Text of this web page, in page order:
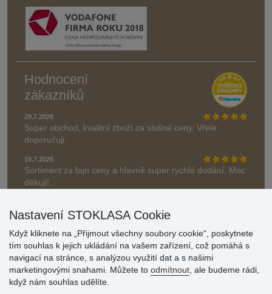
Hodnocení
zákazníků
29.7.2026
Super obchod, kvalitní zboží za slušné ceny. Vřele
doporučuji.
19.7.2026
Sortiment za fajn ceny a hlavně super rychlé dodání. Moc
děkuji!.
» Aktuálně 19084 recenzí
Nastavení STOKLASA Cookie
Když kliknete na „Přijmout všechny soubory cookie“, poskytnete
tím souhlas k jejich ukládání na vašem zařízení, což pomáhá s
navigací na stránce, s analýzou využití dat a s našimi
marketingovými snahami. Můžete to odmítnout , ale budeme rádi,
když nám souhlas udělíte.